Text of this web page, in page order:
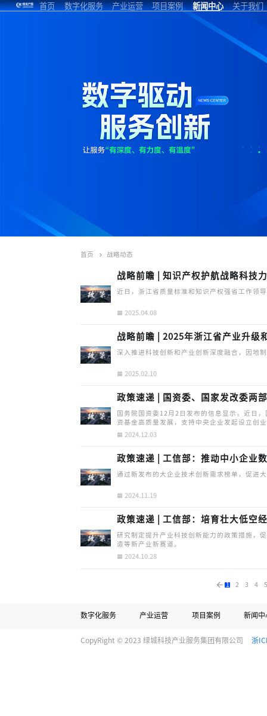
首页 数字化服务
云助擎天-物联
网
产业运营 项目案例
未来社区
新闻中心
公司新闻
关于我们
联系我们
加入我们
首页 战略动态
战略前瞻 | 知识产权护航战略科技
近日，浙江省质量标准和知识产权强省工作领
2025.04.08
战略前瞻 | 2025年浙江省产业升级
深入推进科技创新和产业创新深度融合，因地
2025.02.10
政策速递 | 国资委、国家发改委两
国务院国资委12月2日发布的信息显示，近日
资基金高质量发展，支持中央企业发起设立创
2024.12.03
政策速递 | 工信部：推动中小企业
通过新发布的大企业技术创新需求榜单，促进
2024.11.19
政策速递 | 工信部：培育壮大低空
研究制定提升产业科技创新能力的政策措施，
造等新产业新赛道。
2024.10.28
1 2 3 4
数字化服务 产业运营 项目案例 新闻中
CopyRight © 2023 绿城科技产业服务集团有限公司 浙